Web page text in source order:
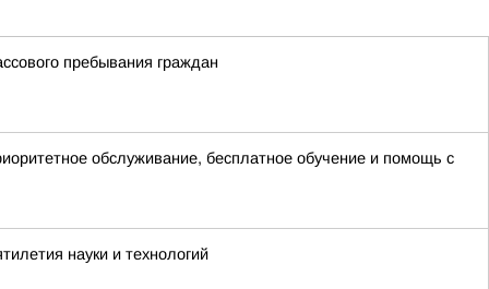
пребывания граждан
обслуживание, бесплатное обучение и помощь с
науки и технологий